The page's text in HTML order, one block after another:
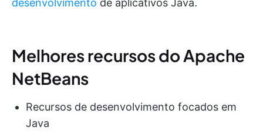
desenvolvimento de aplicativos Java.
Melhores recursos do Apache
NetBeans
Recursos de desenvolvimento focados em
Java